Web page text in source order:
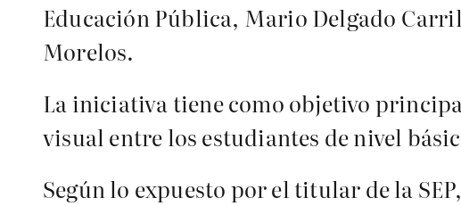
Educación Pública, Mario Delgado
Morelos.
La iniciativa tiene como objetivo
visual entre los estudiantes de nivel
Según lo expuesto por el titular de la